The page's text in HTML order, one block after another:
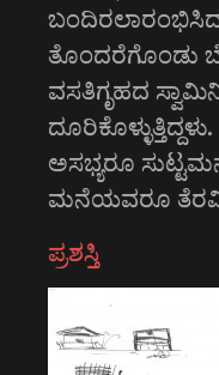
ತೊಂದರೆಗೊಂಡು
ವಸತಿಗೃಹದ
ಅಸಭ್ಯರೂ
ಮನೆಯವರೂ
ಪ್ರಶಸ್ತಿ